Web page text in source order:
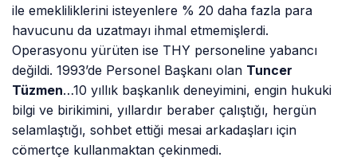
ile emekliliklerini isteyenlere % 20 daha fazla para
havucunu da uzatmayı ihmal etmemişlerdi.
Operasyonu yürüten ise THY personeline yabancı
değildi. 1993’de Personel Başkanı olan Tuncer
Tüzmen…10 yıllık başkanlık deneyimini, engin hukuki
bilgi ve birikimini, yıllardır beraber çalıştığı, hergün
selamlaştığı, sohbet ettiği mesai arkadaşları için
cömertçe kullanmaktan çekinmedi.